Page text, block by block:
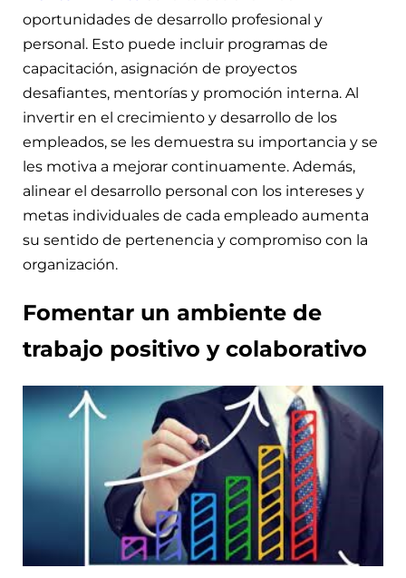
oportunidades de desarrollo profesional y
personal. Esto puede incluir programas de
capacitación, asignación de proyectos
desafiantes, mentorías y promoción interna. Al
invertir en el crecimiento y desarrollo de los
empleados, se les demuestra su importancia y se
les motiva a mejorar continuamente. Además,
alinear el desarrollo personal con los intereses y
metas individuales de cada empleado aumenta
su sentido de pertenencia y compromiso con la
organización.
Fomentar un ambiente de
trabajo positivo y colaborativo